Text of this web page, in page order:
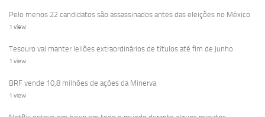
Pelo menos 22 candidatos são assassinados antes das eleições no México
1 view
Tesouro vai manter leilões extraordinários de títulos até fim de junho
1 view
BRF vende 10,8 milhões de ações da Minerva
1 view